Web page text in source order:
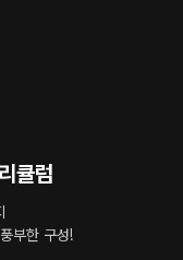
큘럼
부한 구성!